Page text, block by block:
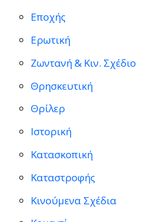
Εποχής
Ερωτική
Ζωντανή & Κιν. Σχέδιο
Θρησκευτική
Θρίλερ
Ιστορική
Κατασκοπική
Καταστροφής
Κινούμενα Σχέδια